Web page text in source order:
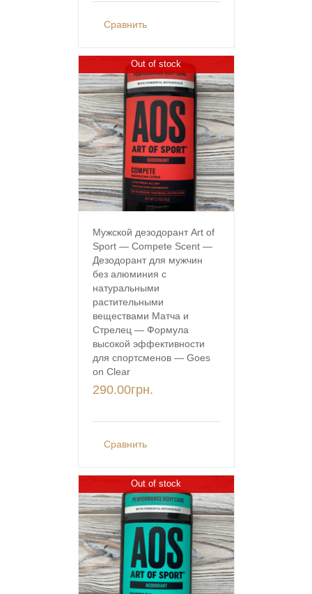
Сравнить
Out of stock
Мужской дезодорант Art of
Sport — Compete Scent —
Дезодорант для мужчин
без алюминия с
натуральными
растительными
веществами Матча и
Стрелец — Формула
высокой эффективности
для спортсменов — Goes
on Clear
290.00грн.
Сравнить
Out of stock